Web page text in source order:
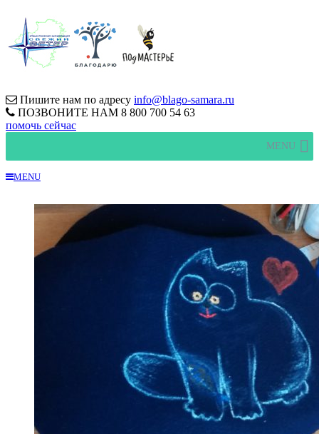
Пишите нам по адресу info@blago-samara.ru
ПОЗВОНИТЕ НАМ 8 800 700 54 63
помочь сейчас
MENU
MENU